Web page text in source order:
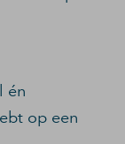
én
op een